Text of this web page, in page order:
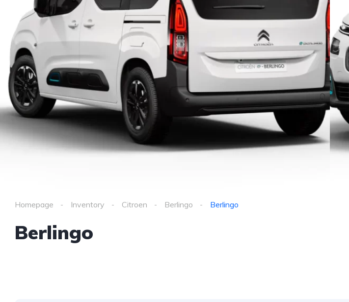
Homepage Inventory Citroen Berlingo Berlingo
Berlingo